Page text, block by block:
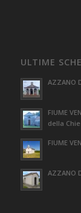
ULTIME
AZZANO
FIUME
della
FIUME
AZZANO